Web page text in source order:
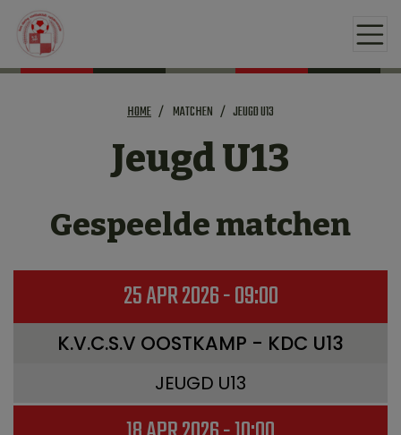
HOME MATCHEN JEUGD U13
Jeugd U13
Gespeelde matchen
25 APR 2026 - 09:00
K.V.C.S.V OOSTKAMP - KDC U13
JEUGD U13